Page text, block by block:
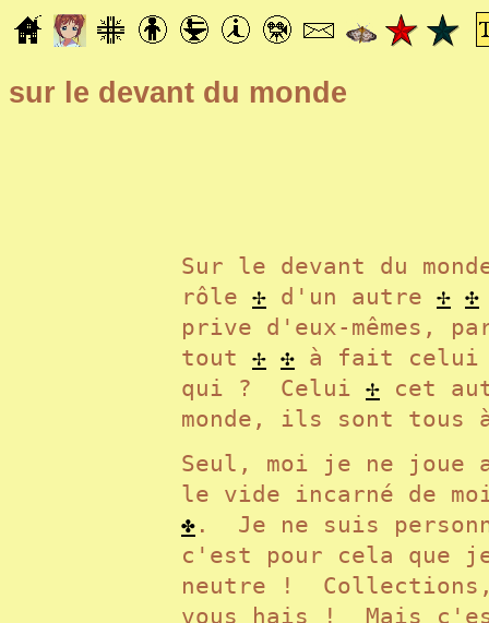
sur le devant du monde
Sur le devant du
rôle ✢ d'un autre ✢ ✣
prive d'eux-mêmes,
tout ✢ ✣ à fait celui
qui ? Celui ✢ cet
monde, ils sont
Seul, moi je ne joue
le vide incarné de
✤ . Je ne suis
c'est pour cela que
neutre !
vous hais ! Mais